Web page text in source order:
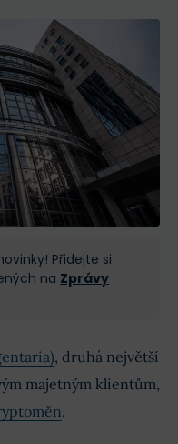
Přidejte si
na Zprávy
, druhá největší
majetným klientům,
.